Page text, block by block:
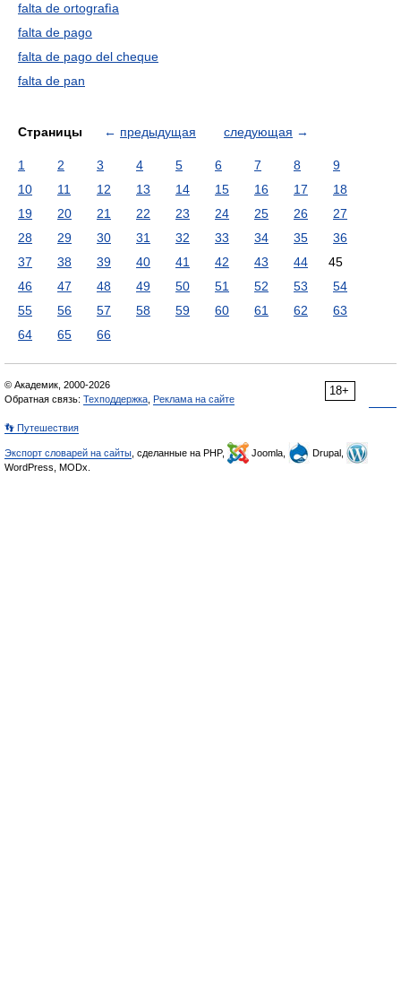
falta de ortografìa
falta de pago
falta de pago del cheque
falta de pan
Страницы ← предыдущая следующая →
1 2 3 4 5 6 7 8
9
10
11 12 13 14 15 16 17
18
19
20 21 22 23 24 25 26
27
28
29 30 31 32 33 34 35
36
37
38 39 40 41 42 43 44
45
46
47 48 49 50 51 52 53
54
55
56 57 58 59 60 61 62
63
64
65 66
18+
© Академик, 2000-2026
Обратная связь: Техподдержка Реклама на сайте
👣 Путешествия
Экспорт словарей на сайты , сделанные на PHP, Joomla,
Drupal,
WordPress, MODx.